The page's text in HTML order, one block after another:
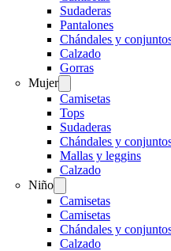
Sudaderas
Pantalones
Chándales y
Calzado
Gorras
Mujer
Camisetas
Tops
Sudaderas
Chándales y
Mallas y leggins
Calzado
Niño
Camisetas
Camisetas
Chándales y
Calzado